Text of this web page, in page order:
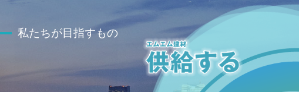
私たちが目指すもの